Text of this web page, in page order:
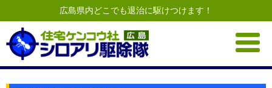
広島県内どこでも退治に駆けつけます！
to